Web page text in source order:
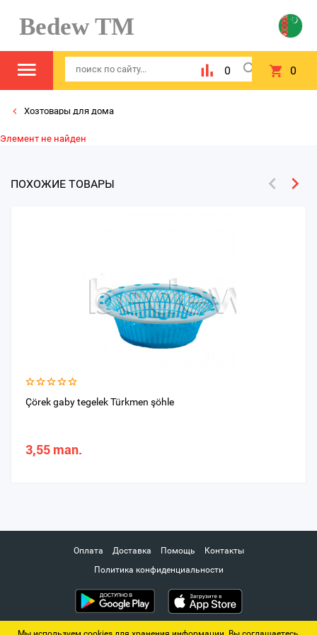
Bedew TM
0 0
Хозтовары для дома
Элемент не найден
ПОХОЖИЕ ТОВАРЫ
Çörek gaby tegelek Türkmen şöhle
3,55 man.
Оплата Доставка Помощь
Контакты
Политика конфиденциальности